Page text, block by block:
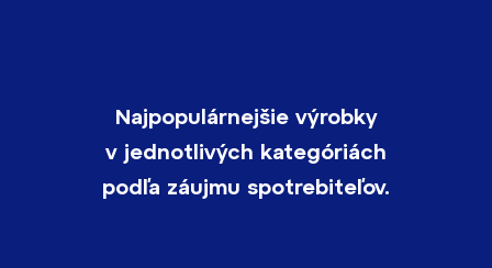
Najpopulárnejšie výrobky
v jednotlivých kategóriách
podľa záujmu spotrebiteľov.